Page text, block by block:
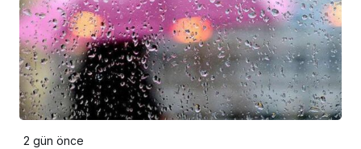
2 gün önce